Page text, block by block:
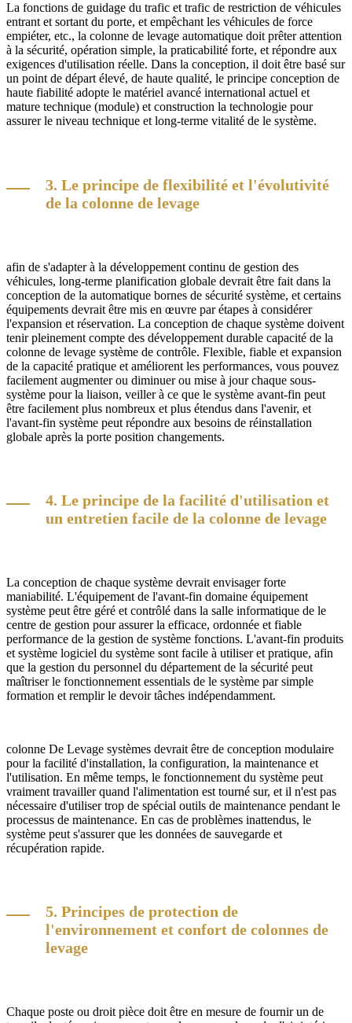
La fonctions de guidage du trafic et trafic de restriction de véhicules
entrant et sortant du porte, et empêchant les véhicules de force
empiéter, etc., la colonne de levage automatique doit prêter attention
à la sécurité, opération simple, la praticabilité forte, et répondre aux
exigences d'utilisation réelle. Dans la conception, il doit être basé sur
un point de départ élevé, de haute qualité, le principe conception de
haute fiabilité adopte le matériel avancé international actuel et
mature technique (module) et construction la technologie pour
assurer le niveau technique et long-terme vitalité de le système.
3. Le principe de flexibilité et l'évolutivité
de la colonne de levage
afin de s'adapter à la développement continu de gestion des
véhicules, long-terme planification globale devrait être fait dans la
conception de la automatique bornes de sécurité système, et certains
équipements devrait être mis en œuvre par étapes à considérer
l'expansion et réservation. La conception de chaque système doivent
tenir pleinement compte des développement durable capacité de la
colonne de levage système de contrôle. Flexible, fiable et expansion
de la capacité pratique et améliorent les performances, vous pouvez
facilement augmenter ou diminuer ou mise à jour chaque sous-
système pour la liaison, veiller à ce que le système avant-fin peut
être facilement plus nombreux et plus étendus dans l'avenir, et
l'avant-fin système peut répondre aux besoins de réinstallation
globale après la porte position changements.
4. Le principe de la facilité d'utilisation et
un entretien facile de la colonne de levage
La conception de chaque système devrait envisager forte
maniabilité. L'équipement de l'avant-fin domaine équipement
système peut être géré et contrôlé dans la salle informatique de le
centre de gestion pour assurer la efficace, ordonnée et fiable
performance de la gestion de système fonctions. L'avant-fin produits
et système logiciel du système sont facile à utiliser et pratique, afin
que la gestion du personnel du département de la sécurité peut
maîtriser le fonctionnement essentials de le système par simple
formation et remplir le devoir tâches indépendamment.
colonne De Levage systèmes devrait être de conception modulaire
pour la facilité d'installation, la configuration, la maintenance et
l'utilisation. En même temps, le fonctionnement du système peut
vraiment travailler quand l'alimentation est tourné sur, et il n'est pas
nécessaire d'utiliser trop de spécial outils de maintenance pendant le
processus de maintenance. En cas de problèmes inattendus, le
système peut s'assurer que les données de sauvegarde et
récupération rapide.
5. Principes de protection de
l'environnement et confort de colonnes de
levage
Chaque poste ou droit pièce doit être en mesure de fournir un de